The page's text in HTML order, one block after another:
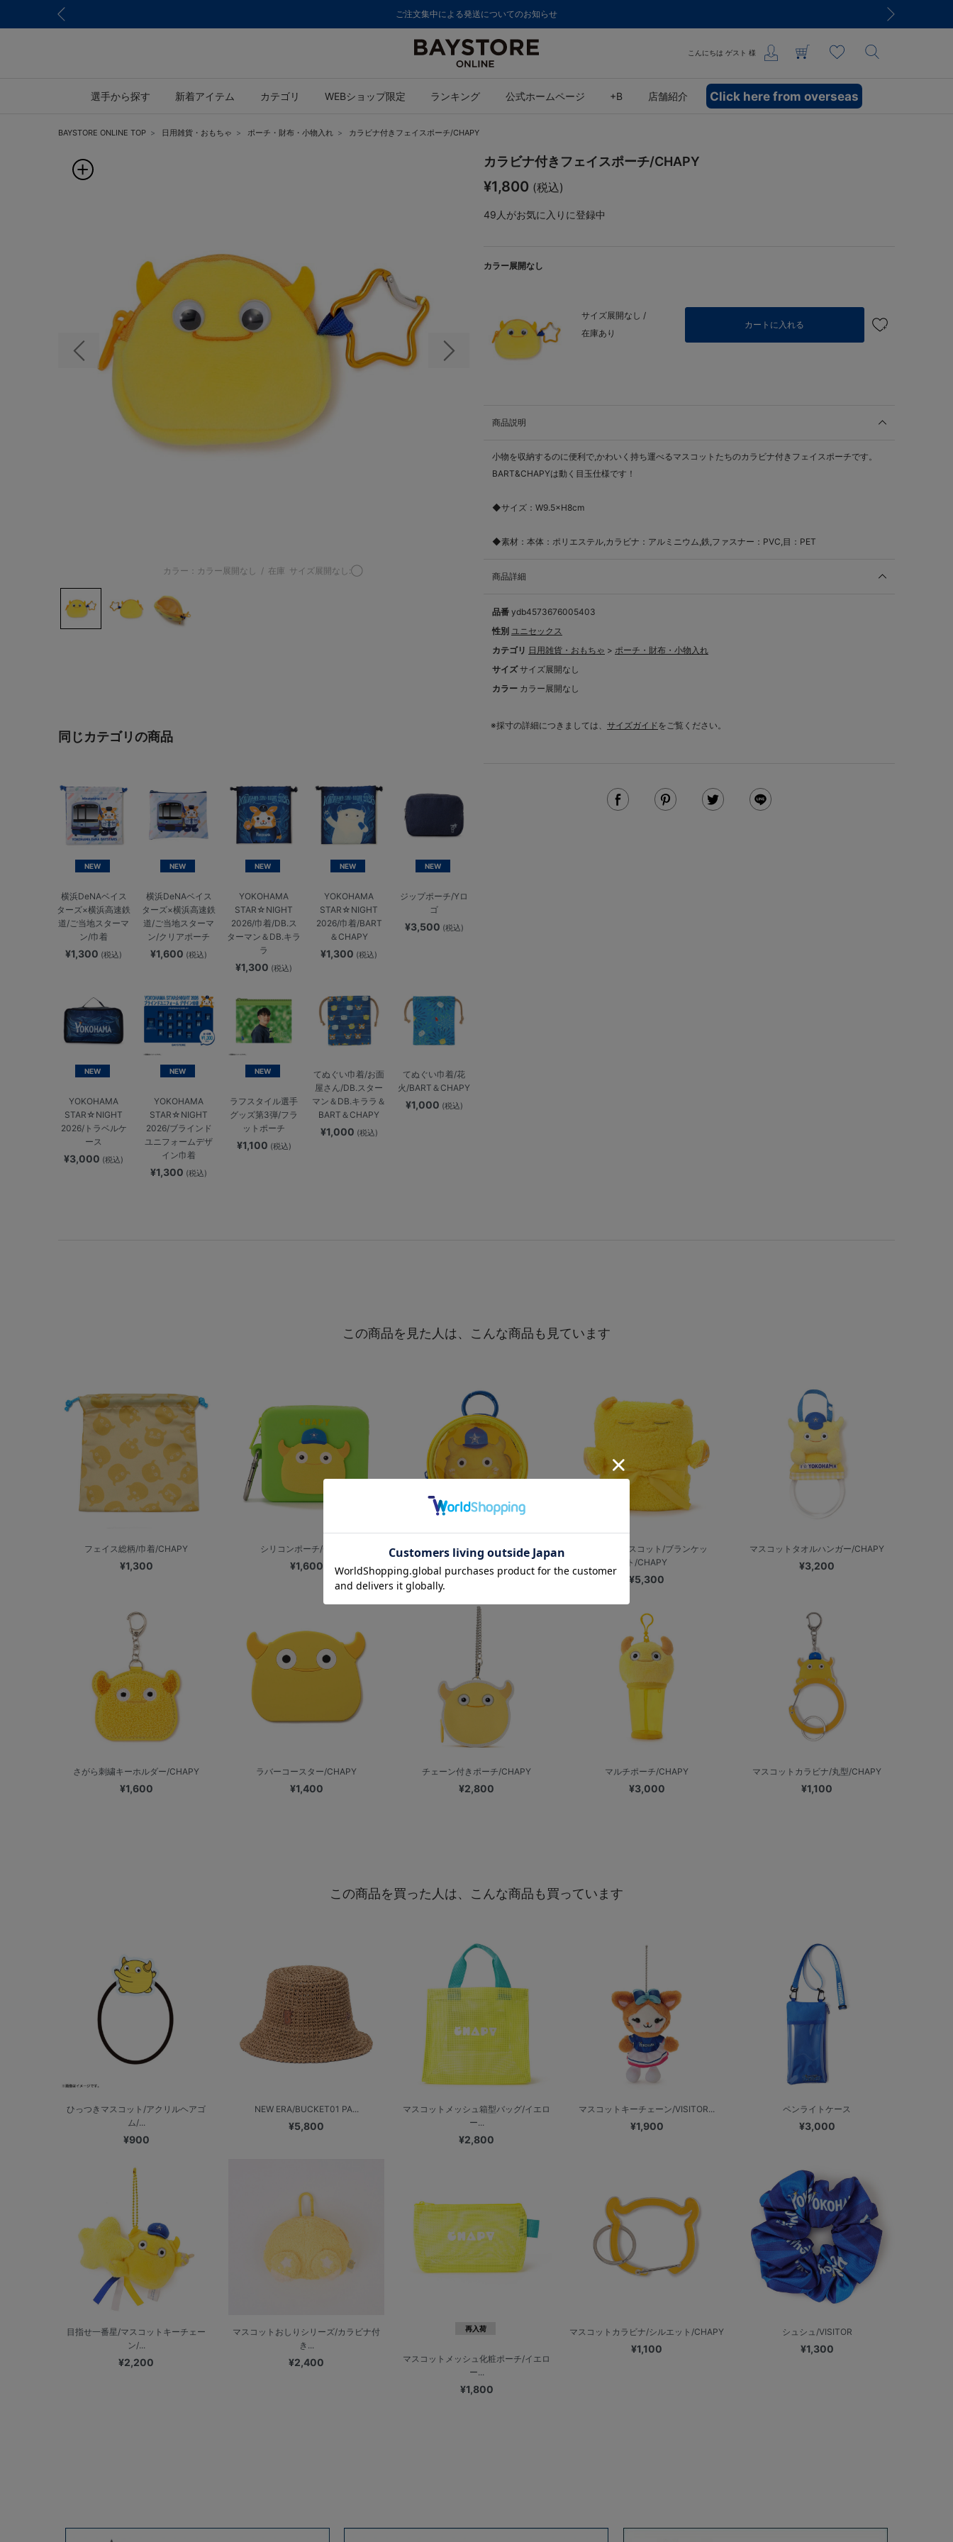
ご注文集中による発送についてのお知らせ
こんにちは ゲスト 様
選手から探す 新着アイテム カテゴリ WEBショップ限定 ランキング 公式ホームページ +B 店舗紹介 Click here from overseas
BAYSTORE ONLINE TOP 日用雑貨・おもちゃ ポーチ・財布・小物入れ カラビナ付きフェイスポーチ/CHAPY
前の画像 次の画像
カラー：カラー展開なし / 在庫 サイズ展開なし:◯
同じカテゴリの商品
NEW
横浜DeNAベイス
ターズ×横浜高速鉄
道/ご当地スターマ
ン/巾着
¥1,300 (税込)
NEW
横浜DeNAベイス
ターズ×横浜高速鉄
道/ご当地スターマ
ン/クリアポーチ
¥1,600 (税込)
NEW
YOKOHAMA
STAR☆NIGHT
2026/巾着/DB.ス
ターマン＆DB.キラ
ラ
¥1,300 (税込)
NEW
YOKOHAMA
STAR☆NIGHT
2026/巾着/BART
＆CHAPY
¥1,300 (税込)
NEW
ジップポーチ/Yロ
ゴ
¥3,500 (税込)
NEW
YOKOHAMA
STAR☆NIGHT
2026/トラベルケ
ース
¥3,000 (税込)
NEW
YOKOHAMA
STAR☆NIGHT
2026/ブラインド
ユニフォームデザ
イン巾着
¥1,300 (税込)
NEW
ラフスタイル選手
グッズ第3弾/フラ
ットポーチ
¥1,100 (税込)
てぬぐい巾着/お面
屋さん/DB.スター
マン＆DB.キララ＆
BART＆CHAPY
¥1,000 (税込)
てぬぐい巾着/花
火/BART＆CHAPY
¥1,000 (税込)
カラビナ付きフェイスポーチ/CHAPY
¥1,800 (税込)
49 人がお気に入りに登録中
カラー展開なし
サイズ展開なし /
在庫あり
カートに入れる
商品説明
小物を収納するのに便利で,かわいく持ち運べるマスコットたちのカラビナ付きフェイスポーチです。
BART&CHAPYは動く目玉仕様です！
◆サイズ：W9.5×H8cm
◆素材：本体：ポリエステル,カラビナ：アルミニウム,鉄,ファスナー：PVC,目：PET
商品詳細
品番 ydb4573676005403
性別 ユニセックス
カテゴリ 日用雑貨・おもちゃ > ポーチ・財布・小物入れ
サイズ サイズ展開なし
カラー カラー展開なし
※採寸の詳細につきましては、 サイズガイドをご覧ください。
この商品を見た人は、こんな商品も見ています
フェイス総柄/巾着/CHAPY
¥1,300
シリコンポーチ/CHAPY
¥1,600
マスコット実写/丸型ポーチ/CHAPY
¥1,800
おやすみマスコット/ブランケッ
ト/CHAPY
¥5,300
マスコットタオルハンガー/CHAPY
¥3,200
さがら刺繍キーホルダー/CHAPY
¥1,600
ラバーコースター/CHAPY
¥1,400
チェーン付きポーチ/CHAPY
¥2,800
マルチポーチ/CHAPY
¥3,000
マスコットカラビナ/丸型/CHAPY
¥1,100
この商品を買った人は、こんな商品も買っています
ひっつきマスコット/アクリルヘアゴ
ム/...
¥900
NEW ERA/BUCKET01 PA...
¥5,800
マスコットメッシュ箱型バッグ/イエロ
ー...
¥2,800
マスコットキーチェーン/VISITOR...
¥1,900
ペンライトケース
¥3,000
目指せ一番星/マスコットキーチェー
ン/...
¥2,200
マスコットおしりシリーズ/カラビナ付
き...
¥2,400
再入荷
マスコットメッシュ化粧ポーチ/イエロ
ー...
¥1,800
マスコットカラビナ/シルエット/CHAPY
¥1,100
シュシュ/VISITOR
¥1,300